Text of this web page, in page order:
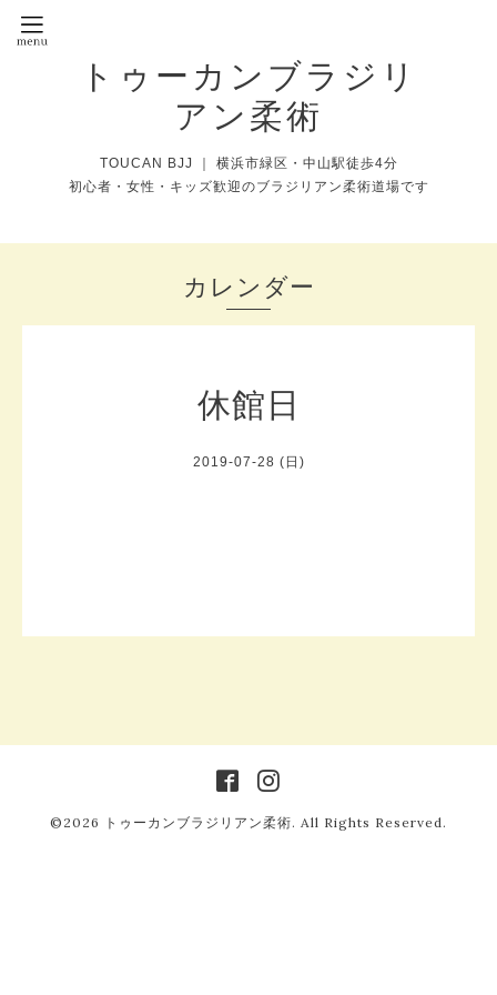
トゥーカンブラジリ
アン柔術
TOUCAN BJJ ｜ 横浜市緑区・中山駅徒歩4分
初心者・女性・キッズ歓迎のブラジリアン柔術道場です
カレンダー
休館日
2019-07-28 (日)
©2026 トゥーカンブラジリアン柔術. All Rights Reserved.